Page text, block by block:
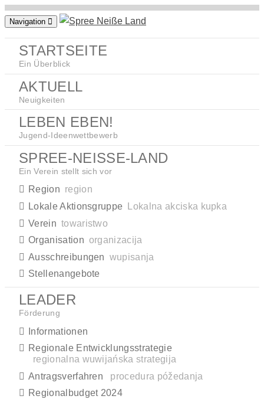
Zum
springen
Navigation
STARTSEITE
Ein Überblick
AKTUELL
Neuigkeiten
LEBEN EBEN!
Jugend-Ideenwettbewerb
SPREE-NEISSE-LAND
Ein Verein stellt sich vor
Region region
Lokale Aktionsgruppe
Lokalna akciska kupka
Verein towaristwo
Organisation organizacija
Ausschreibungen wupisanja
Stellenangebote
LEADER
Förderung
Informationen
Regionale Entwicklungsstrategie
regionalna wuwijańska strategija
Antragsverfahren
procedura póžedanja
Regionalbudget 2024